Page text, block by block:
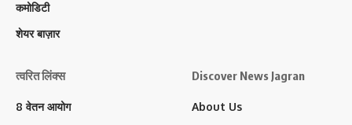
कमोडिटी
शेयर बाज़ार
त्वरित लिंक्स
8 वेतन आयोग
Discover News Jagran
About Us